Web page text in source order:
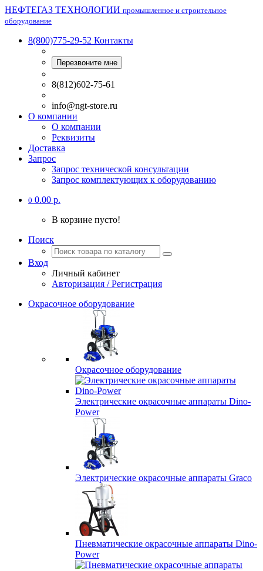
НЕФТЕГАЗ ТЕХНОЛОГИИ промышленное и строительное
оборудование
8(800)775-29-52 Контакты
Перезвоните мне
8(812)602-75-61
info@ngt-store.ru
О компании
О компании
Реквизиты
Доставка
Запрос
Запрос технической консультации
Запрос комплектующих к оборудованию
0 0.00 р.
В корзине пусто!
Поиск
Вход
Личный кабинет
Авторизация / Регистрация
Окрасочное оборудование
Окрасочное оборудование
Электрические окрасочные аппараты Dino-
Power
Электрические окрасочные аппараты Graco
Пневматические окрасочные аппараты Dino-
Power